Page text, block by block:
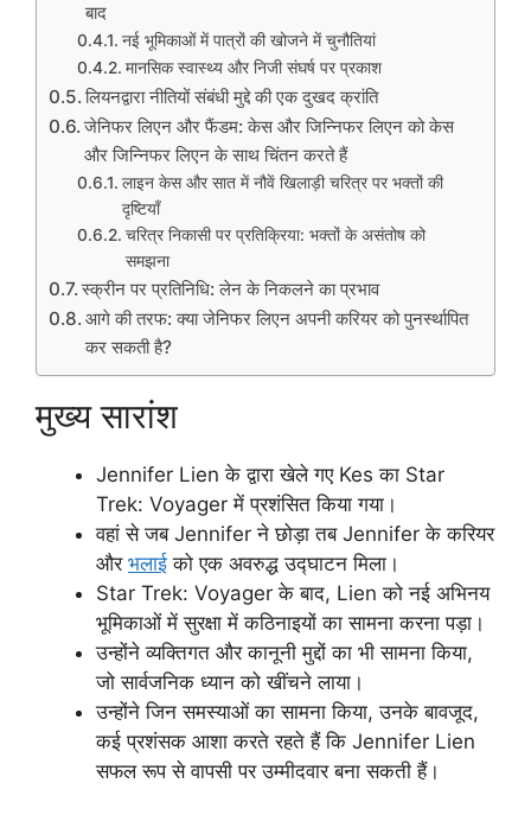
बाद
नई भूमिकाओं में पात्रों की खोजने में चुनौतियां
मानसिक स्वास्थ्य और निजी संघर्ष पर प्रकाश
लियनद्वारा नीतियों संबंधी मुद्दे की एक दुखद क्रांति
जेनिफर लिएन और फैंडम: केस और जिन्निफर लिएन को केस
और जिन्निफर लिएन के साथ चिंतन करते हैं
लाइन केस और सात में नौवें खिलाड़ी चरित्र पर भक्तों की
दृष्टियाँ
चरित्र निकासी पर प्रतिक्रिया: भक्तों के असंतोष को
समझना
स्क्रीन पर प्रतिनिधि: लेन के निकलने का प्रभाव
आगे की तरफ: क्या जेनिफर लिएन अपनी करियर को पुनर्स्थापित
कर सकती है?
मुख्य सारांश
Jennifer Lien के द्वारा खेले गए Kes का Star
Trek: Voyager में प्रशंसित किया गया।
वहां से जब Jennifer ने छोड़ा तब Jennifer के करियर
और भलाई को एक अवरुद्ध उद्घाटन मिला।
Star Trek: Voyager के बाद, Lien को नई अभिनय
भूमिकाओं में सुरक्षा में कठिनाइयों का सामना करना पड़ा।
उन्होंने व्यक्तिगत और कानूनी मुद्दों का भी सामना किया,
जो सार्वजनिक ध्यान को खींचने लाया।
उन्होंने जिन समस्याओं का सामना किया, उनके बावजूद,
कई प्रशंसक आशा करते रहते हैं कि Jennifer Lien
सफल रूप से वापसी पर उम्मीदवार बना सकती हैं।